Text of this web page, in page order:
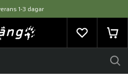
1-3 dagar
med SVEA
Kvalitetsprodukter